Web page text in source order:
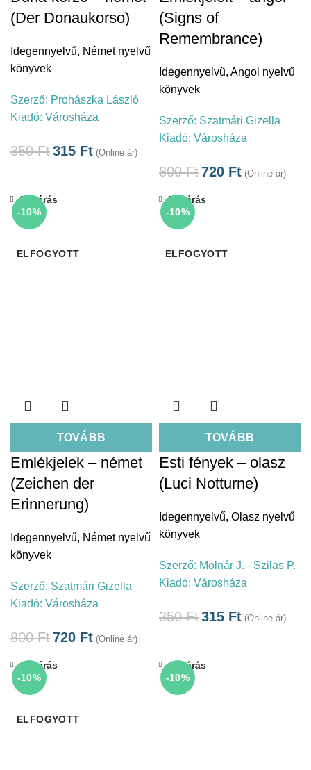
(Der Donaukorso)
Idegennyelvű, Német nyelvű
könyvek
Szerző: Prohászka László
Kiadó: Városháza
350Ft315 Ft (Online ár)
(Signs of
Remembrance)
Idegennyelvű, Angol nyelvű
könyvek
Szerző: Szatmári Gizella
Kiadó: Városháza
800Ft720 Ft (Online ár)
-10%
ELFOGYOTT
TOVÁBB
Bezárás
Emlékjelek – német
(Zeichen der
Erinnerung)
Idegennyelvű, Német nyelvű
könyvek
Szerző: Szatmári Gizella
Kiadó: Városháza
800Ft720 Ft (Online ár)
-10%
ELFOGYOTT
TOVÁBB
Bezárás
Esti fények – olasz
(Luci Notturne)
Idegennyelvű, Olasz nyelvű
könyvek
Szerző: Molnár J. - Szilas P.
Kiadó: Városháza
350Ft315 Ft (Online ár)
-10%
ELFOGYOTT
Bezárás
-10%
Bezárás